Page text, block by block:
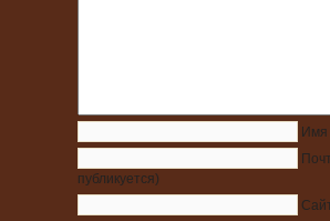
Имя
публикуется)